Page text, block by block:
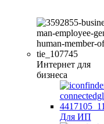
Интернет для
бизнеса
Для ИП